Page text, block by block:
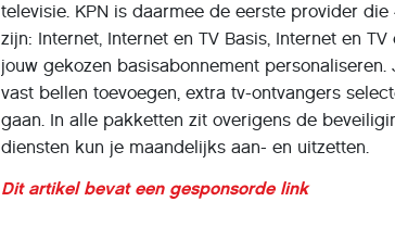
televisie. KPN is daarmee de eerste provider
zijn: Internet, Internet en TV Basis, Internet en
jouw gekozen basisabonnement
vast bellen toevoegen, extra tv-ontvangers
gaan. In alle pakketten zit overigens de
diensten kun je maandelijks aan- en uitzetten.
Dit artikel bevat een gesponsorde link